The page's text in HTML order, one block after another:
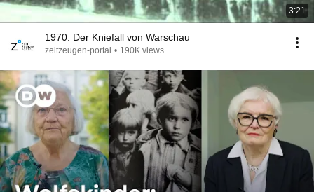
3:21
1970: Der Kniefall von Warschau
zeitzeugen-portal • 190K views